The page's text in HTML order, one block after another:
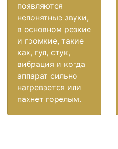
появляются
непонятные звуки,
в основном резкие
и громкие, такие
как, гул, стук,
вибрация и когда
аппарат сильно
нагревается или
пахнет горелым.